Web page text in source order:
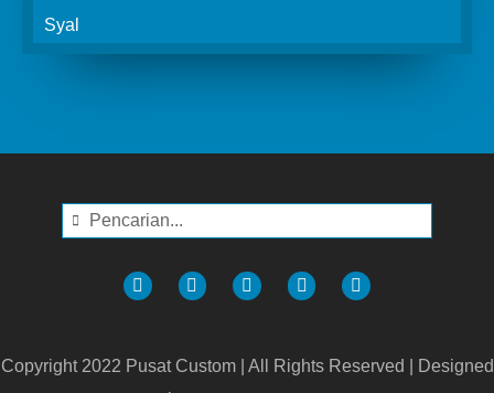
Syal
Copyright 2022 Pusat Custom | All Rights Reserved | Designed